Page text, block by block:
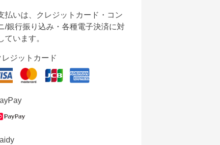
払いは、クレジットカード・コン
/銀行振り込み・各種電子決済に対
ています。
レジットカード